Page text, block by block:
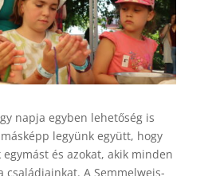
napja egyben lehetőség is
legyünk együtt, hogy
és azokat, akik minden
családjainkat. A Semmelweis-